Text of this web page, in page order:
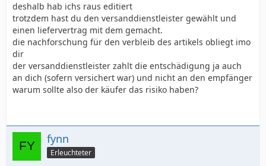
deshalb hab ichs raus editiert
trotzdem hast du den versanddienstleister gewählt und
einen liefervertrag mit dem gemacht.
die nachforschung für den verbleib des artikels obliegt imo
dir
der versanddienstleister zahlt die entschädigung ja auch
an dich (sofern versichert war) und nicht an den empfänger
warum sollte also der käufer das risiko haben?
fynn
Erleuchteter